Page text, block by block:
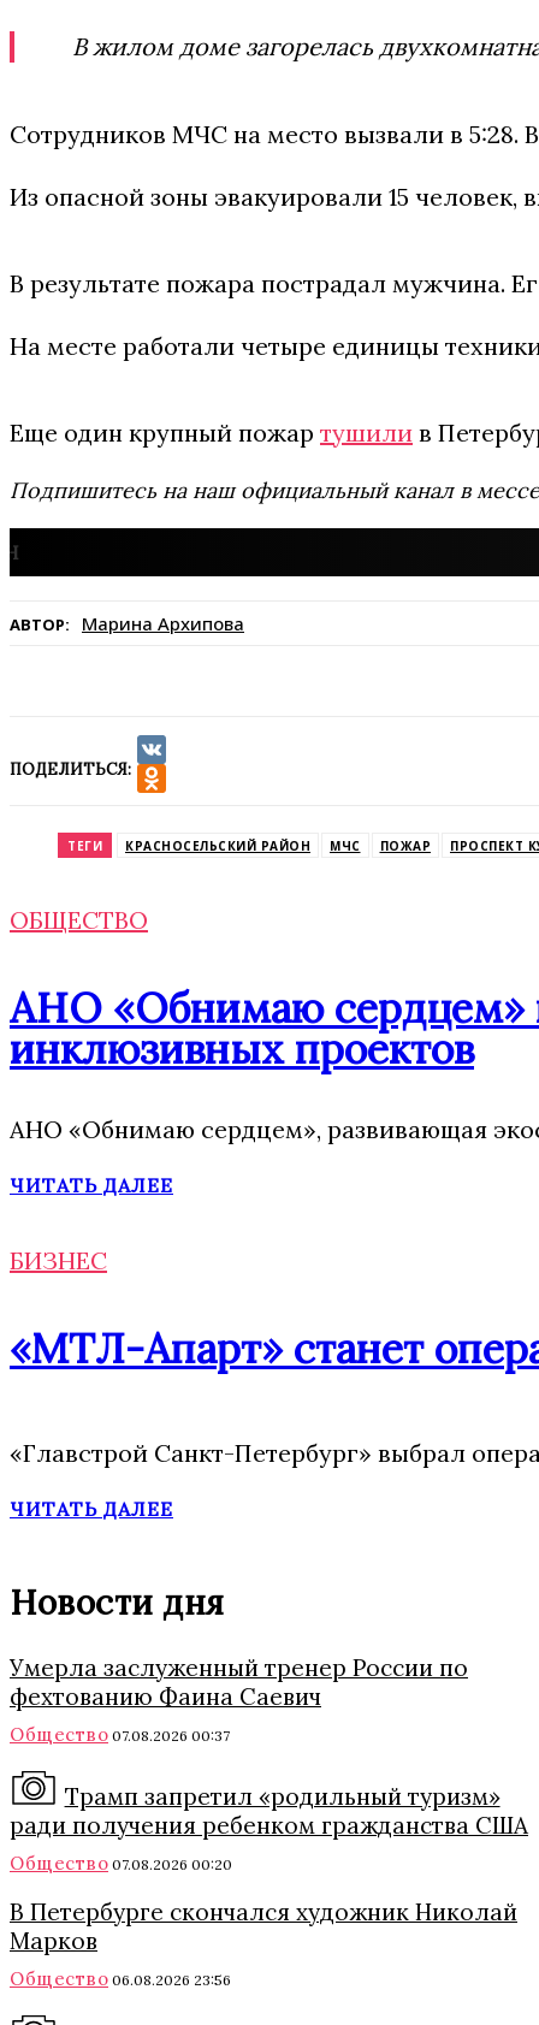
В жилом доме загорелась
Сотрудников МЧС на место вызвали в 5:28.
Из опасной зоны эвакуировали 15 человек,
В результате пожара пострадал мужчина.
На месте работали четыре единицы
Еще один крупный пожар тушили в
Подпишитесь на наш официальный канал в
АВТОР: Марина Архипова
ПОДЕЛИТЬСЯ:
VK
ТЕГИ КРАСНОСЕЛЬСКИЙ РАЙОН МЧС ПОЖАР ПРОСПЕКТ
ОБЩЕСТВО
АНО «Обнимаю сердцем»
инклюзивных проектов
АНО «Обнимаю сердцем», развивающая
ЧИТАТЬ ДАЛЕЕ
БИЗНЕС
«МТЛ-Апарт» станет
«Главстрой Санкт-Петербург» выбрал
ЧИТАТЬ ДАЛЕЕ
Новости дня
Умерла заслуженный тренер России по
фехтованию Фаина Саевич
Общество 07.08.2026 00:37
Трамп запретил «родильный туризм»
ради получения ребенком гражданства США
Общество 07.08.2026 00:20
В Петербурге скончался художник Николай
Марков
Общество 06.08.2026 23:56